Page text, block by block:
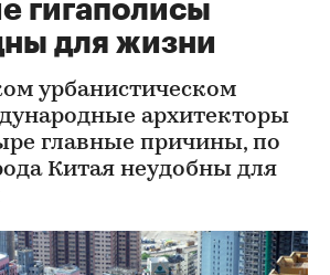
гигаполисы
для жизни
урбанистическом
архитекторы
главные причины, по
Китая неудобны для